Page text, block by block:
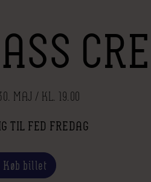
MAJ / KL. 19.00
TIL FED FREDAG
Køb billet